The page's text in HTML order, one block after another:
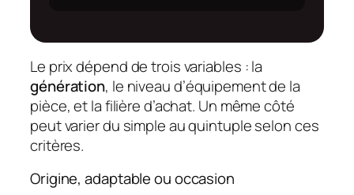
Le prix dépend de trois variables : la
génération, le niveau d’équipement de la
pièce, et la filière d’achat. Un même côté
peut varier du simple au quintuple selon ces
critères.
Origine, adaptable ou occasion